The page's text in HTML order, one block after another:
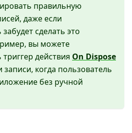
правильную
даже если
сделать это
вы можете
действия On Dispose
записи, когда пользователь
без ручной